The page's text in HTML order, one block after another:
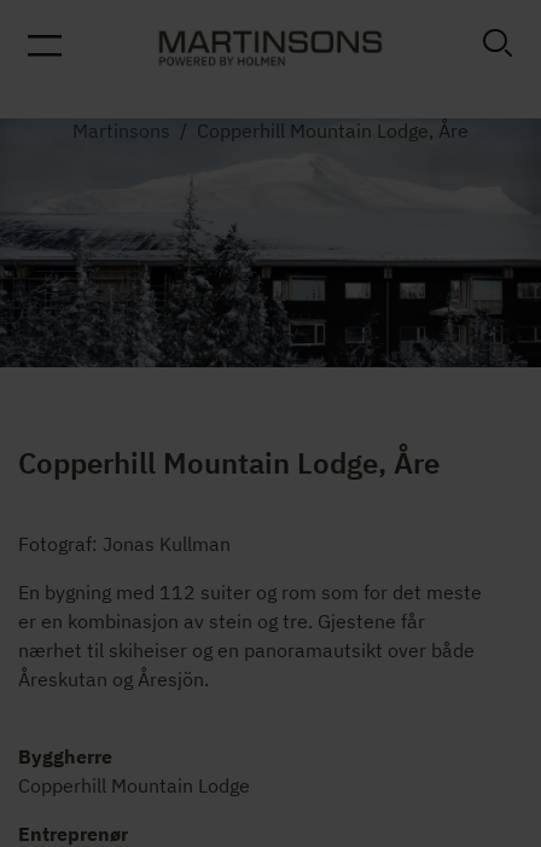
Martinsons / Copperhill Mountain Lodge, Åre
Copperhill Mountain Lodge, Åre
Fotograf: Jonas Kullman
En bygning med 112 suiter og rom som for det meste
er en kombinasjon av stein og tre. Gjestene får
nærhet til skiheiser og en panoramautsikt over både
Åreskutan og Åresjön.
Byggherre
Copperhill Mountain Lodge
Entreprenør